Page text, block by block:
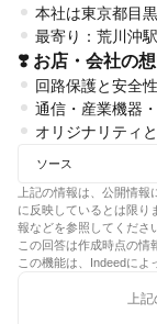
本社は東京都目
最寄り：荒川沖
❣️ お店・会社の
回路保護と安全
通信・産業機器
オリジナリティ
ソース
上記の情報は、公開情
に反映しているとは限り
報などを参照してくださ
この回答は作成時点の情
この機能は、Indeedによ
上記